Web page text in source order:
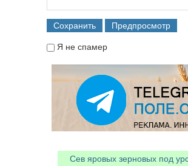
Я не спамер
Сев яровых зерновых под